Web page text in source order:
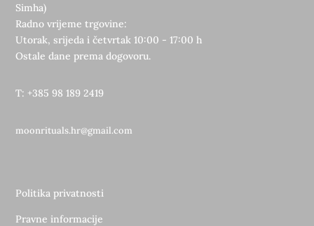
Simha)
Radno vrijeme trgovine:
Utorak, srijeda i četvrtak 10:00 - 17:00 h
Ostale dane prema dogovoru.
T: +385 98 189 2419
moonrituals.hr@gmail.com
Politika privatnosti
Pravne informacije